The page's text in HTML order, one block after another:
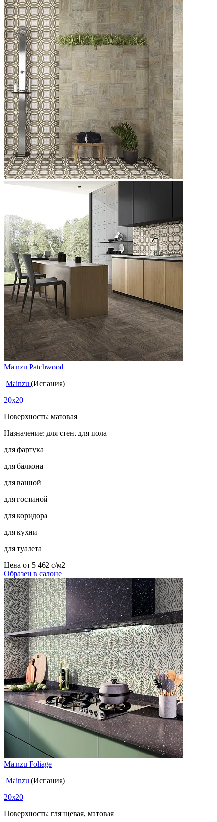
Mainzu Patchwood
Mainzu (Испания)
20x20
Поверхность: матовая
Назначение: для стен, для пола
для фартука
для балкона
для ванной
для гостиной
для коридора
для кухни
для туалета
Цена от 5 462 c/м2
Образец в салоне
Mainzu Foliage
Mainzu (Испания)
20x20
Поверхность: глянцевая, матовая